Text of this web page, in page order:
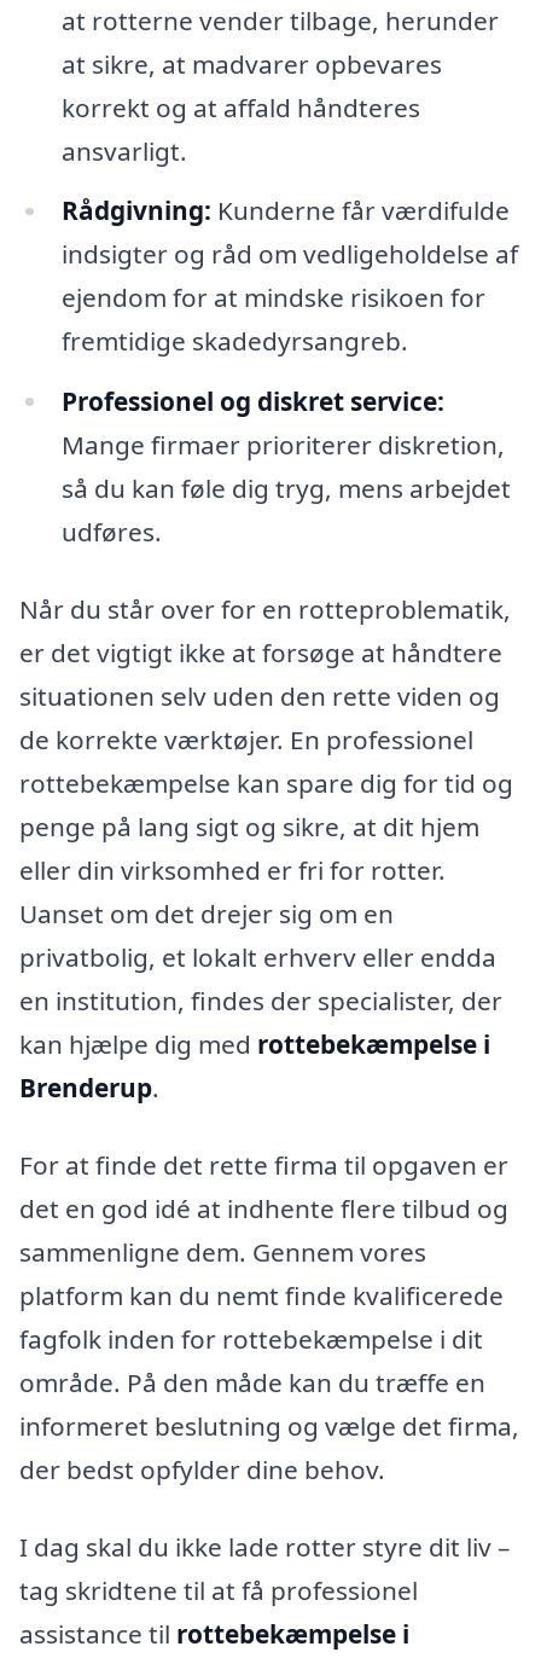
at rotterne vender tilbage, herunder
at sikre, at madvarer opbevares
korrekt og at affald håndteres
ansvarligt.
Rådgivning: Kunderne får værdifulde
indsigter og råd om vedligeholdelse af
ejendom for at mindske risikoen for
fremtidige skadedyrsangreb.
Professionel og diskret service:
Mange firmaer prioriterer diskretion,
så du kan føle dig tryg, mens arbejdet
udføres.
Når du står over for en rotteproblematik,
er det vigtigt ikke at forsøge at håndtere
situationen selv uden den rette viden og
de korrekte værktøjer. En professionel
rottebekæmpelse kan spare dig for tid og
penge på lang sigt og sikre, at dit hjem
eller din virksomhed er fri for rotter.
Uanset om det drejer sig om en
privatbolig, et lokalt erhverv eller endda
en institution, findes der specialister, der
kan hjælpe dig med rottebekæmpelse i
Brenderup.
For at finde det rette firma til opgaven er
det en god idé at indhente flere tilbud og
sammenligne dem. Gennem vores
platform kan du nemt finde kvalificerede
fagfolk inden for rottebekæmpelse i dit
område. På den måde kan du træffe en
informeret beslutning og vælge det firma,
der bedst opfylder dine behov.
I dag skal du ikke lade rotter styre dit liv –
tag skridtene til at få professionel
assistance til rottebekæmpelse i